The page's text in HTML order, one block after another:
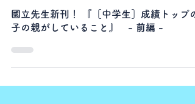
CLOVERくんのつぶやき
子の親がしていること』 - 前編 -